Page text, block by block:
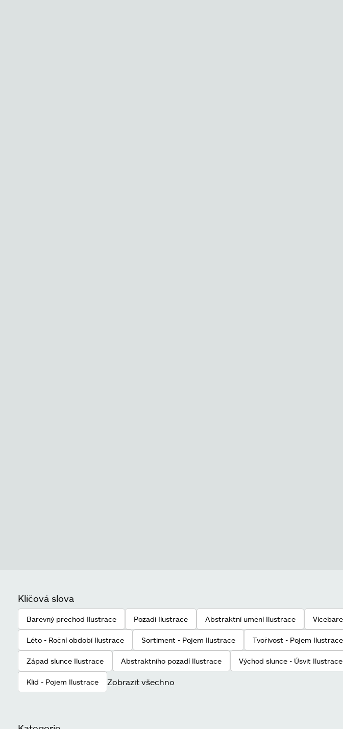
Klíčová slova
Barevný přechod Ilustrace Pozadí Ilustrace Abstraktní umění Ilustrace
Léto - Roční období Ilustrace Sortiment - Pojem Ilustrace Tvořivost - Pojem Ilustrace
Západ slunce Ilustrace Abstraktního pozadí Ilustrace Východ slunce - Úsvit Ilustrace
Klid - Pojem Ilustrace Zobrazit všechno